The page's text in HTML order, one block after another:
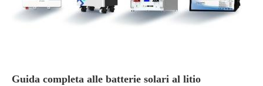
Guida completa alle batterie solari al litio